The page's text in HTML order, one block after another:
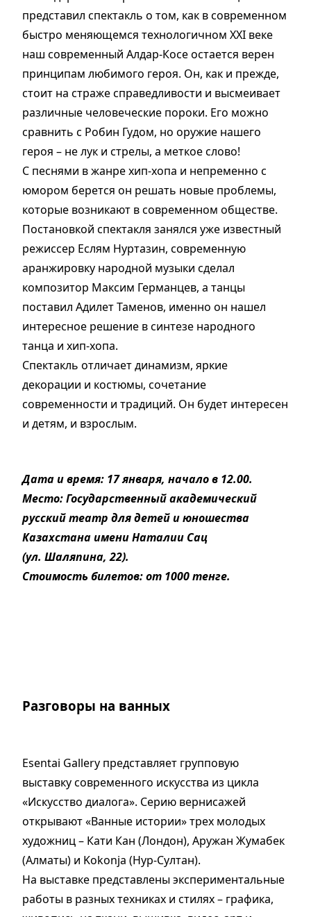
представил спектакль о том, как в современном
быстро меняющемся технологичном ХХI веке
наш современный Алдар-Косе остается верен
принципам любимого героя. Он, как и прежде,
стоит на страже справедливости и высмеивает
различные человеческие пороки. Его можно
сравнить с Робин Гудом, но оружие нашего
героя – не лук и стрелы, а меткое слово!
С песнями в жанре хип-хопа и непременно с
юмором берется он решать новые проблемы,
которые возникают в современном обществе.
Постановкой спектакля занялся уже известный
режиссер Еслям Нуртазин, современную
аранжировку народной музыки сделал
композитор Максим Германцев, а танцы
поставил Адилет Таменов, именно он нашел
интересное решение в синтезе народного
танца и хип-хопа.
Спектакль отличает динамизм, яркие
декорации и костюмы, сочетание
современности и традиций. Он будет интересен
и детям, и взрослым.
Дата и время: 17 января, начало в 12.00.
Место: Государственный академический
русский театр для детей и юношества
Казахстана имени Наталии Сац
(ул. Шаляпина, 22).
Стоимость билетов: от 1000 тенге.
Разговоры на ванных
Esentai Gallery представляет групповую
выставку современного искусства из цикла
«Искусство диалога». Серию вернисажей
открывают «Ванные истории» трех молодых
художниц – Кати Кан (Лондон), Аружан Жумабек
(Алматы) и Kokonja (Нур-Султан).
На выставке представлены экспериментальные
работы в разных техниках и стилях – графика,